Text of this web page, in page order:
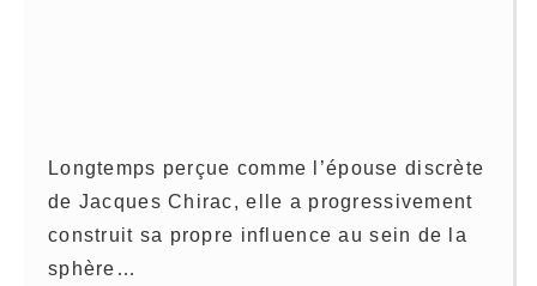
Longtemps perçue comme l’épouse discrète
de Jacques Chirac, elle a progressivement
construit sa propre influence au sein de la
sphère…